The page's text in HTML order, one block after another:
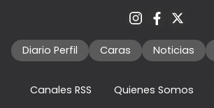
Diario Perfil Caras Noticias
Canales RSS Quienes Somos